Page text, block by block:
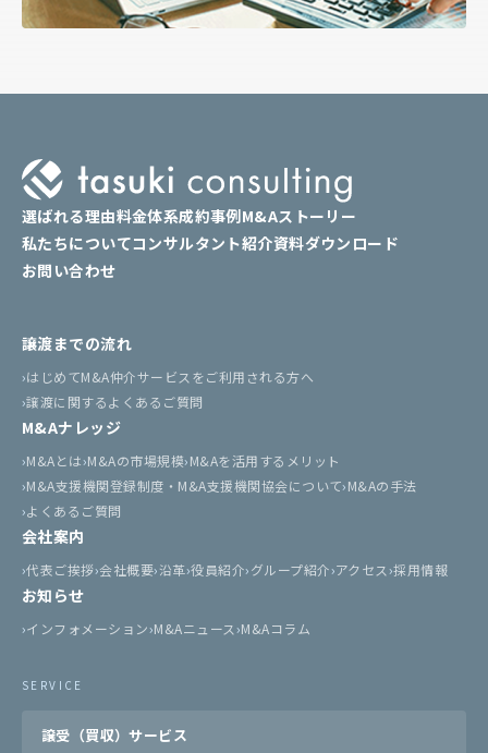
選ばれる理由料金体系成約事例M&Aストーリー
私たちについてコンサルタント紹介資料ダウンロード
お問い合わせ
譲渡までの流れ
はじめてM&A仲介サービスをご利用される方へ
譲渡に関するよくあるご質問
M&Aナレッジ
M&Aとは M&Aの市場規模 M&Aを活用するメリット
M&A支援機関登録制度・M&A支援機関協会について M&Aの手法
よくあるご質問
会社案内
代表ご挨拶 会社概要 沿革 役員紹介 グループ紹介 アクセス 採用情報
お知らせ
インフォメーション M&Aニュース M&Aコラム
SERVICE
譲受（買収）サービス